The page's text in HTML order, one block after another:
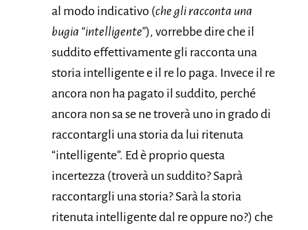
al modo indicativo (che gli racconta una
bugia “intelligente”), vorrebbe dire che il
suddito effettivamente gli racconta una
storia intelligente e il re lo paga. Invece il re
ancora non ha pagato il suddito, perché
ancora non sa se ne troverà uno in grado di
raccontargli una storia da lui ritenuta
“intelligente”. Ed è proprio questa
incertezza (troverà un suddito? Saprà
raccontargli una storia? Sarà la storia
ritenuta intelligente dal re oppure no?) che